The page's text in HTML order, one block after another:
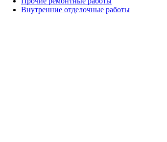
Внутренние отделочные работы